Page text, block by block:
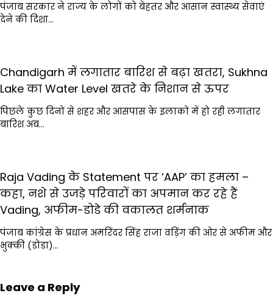
पंजाब सरकार ने राज्य के लोगों को बेहतर और आसान स्वास्थ्य सेवाएं
देने की दिशा…
Chandigarh में लगातार बारिश से बढ़ा खतरा, Sukhna
Lake का Water Level खतरे के निशान से ऊपर
पिछले कुछ दिनों से शहर और आसपास के इलाकों में हो रही लगातार
बारिश अब…
Raja Vading के Statement पर ‘AAP’ का हमला –
कहा, नशे से उजड़े परिवारों का अपमान कर रहे हैं
Vading, अफीम-डोडे की वकालत शर्मनाक
पंजाब कांग्रेस के प्रधान अमरिंदर सिंह राजा वड़िंग की ओर से अफीम और
भुक्की (डोडा)…
Leave a Reply